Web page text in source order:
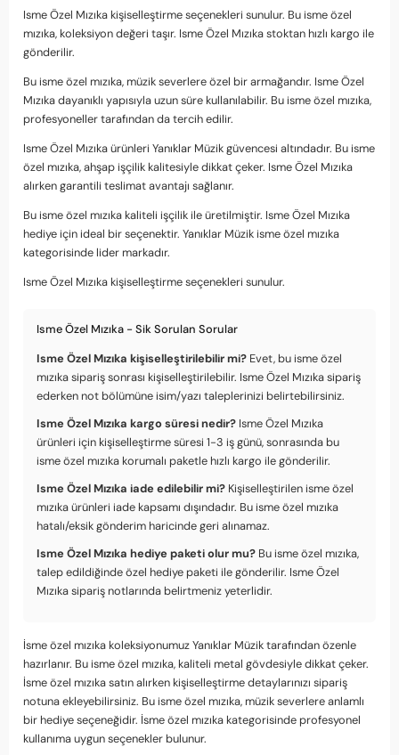
Isme Özel Mızıka kişiselleştirme seçenekleri sunulur. Bu isme özel
mızıka, koleksiyon değeri taşır. Isme Özel Mızıka stoktan hızlı kargo ile
gönderilir.
Bu isme özel mızıka, müzik severlere özel bir armağandır. Isme Özel
Mızıka dayanıklı yapısıyla uzun süre kullanılabilir. Bu isme özel mızıka,
profesyoneller tarafından da tercih edilir.
Isme Özel Mızıka ürünleri Yanıklar Müzik güvencesi altındadır. Bu isme
özel mızıka, ahşap işçilik kalitesiyle dikkat çeker. Isme Özel Mızıka
alırken garantili teslimat avantajı sağlanır.
Bu isme özel mızıka kaliteli işçilik ile üretilmiştir. Isme Özel Mızıka
hediye için ideal bir seçenektir. Yanıklar Müzik isme özel mızıka
kategorisinde lider markadır.
Isme Özel Mızıka kişiselleştirme seçenekleri sunulur.
Isme Özel Mızıka - Sik Sorulan Sorular
Isme Özel Mızıka kişiselleştirilebilir mi? Evet, bu isme özel
mızıka sipariş sonrası kişiselleştirilebilir. Isme Özel Mızıka sipariş
ederken not bölümüne isim/yazı taleplerinizi belirtebilirsiniz.
Isme Özel Mızıka kargo süresi nedir? Isme Özel Mızıka
ürünleri için kişiselleştirme süresi 1-3 iş günü, sonrasında bu
isme özel mızıka korumalı paketle hızlı kargo ile gönderilir.
Isme Özel Mızıka iade edilebilir mi? Kişiselleştirilen isme özel
mızıka ürünleri iade kapsamı dışındadır. Bu isme özel mızıka
hatalı/eksik gönderim haricinde geri alınamaz.
Isme Özel Mızıka hediye paketi olur mu? Bu isme özel mızıka,
talep edildiğinde özel hediye paketi ile gönderilir. Isme Özel
Mızıka sipariş notlarında belirtmeniz yeterlidir.
İsme özel mızıka koleksiyonumuz Yanıklar Müzik tarafından özenle
hazırlanır. Bu isme özel mızıka, kaliteli metal gövdesiyle dikkat çeker.
İsme özel mızıka satın alırken kişiselleştirme detaylarınızı sipariş
notuna ekleyebilirsiniz. Bu isme özel mızıka, müzik severlere anlamlı
bir hediye seçeneğidir. İsme özel mızıka kategorisinde profesyonel
kullanıma uygun seçenekler bulunur.